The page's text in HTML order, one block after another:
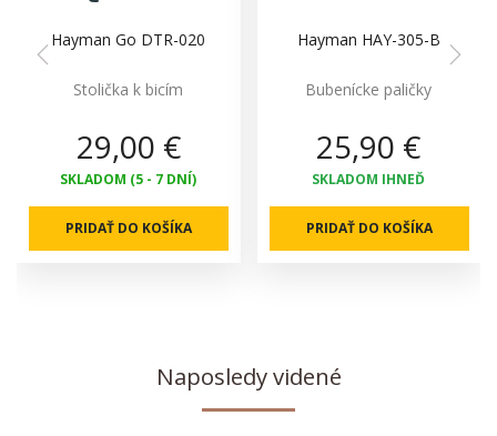
Hayman Go DTR-020
Stolička k bicím
29,00 €
SKLADOM (5 - 7 DNÍ)
PRIDAŤ DO KOŠÍKA
Hayman HAY-305-B
Bubenícke paličky
25,90 €
SKLADOM IHNEĎ
PRIDAŤ DO KOŠÍKA
Naposledy videné